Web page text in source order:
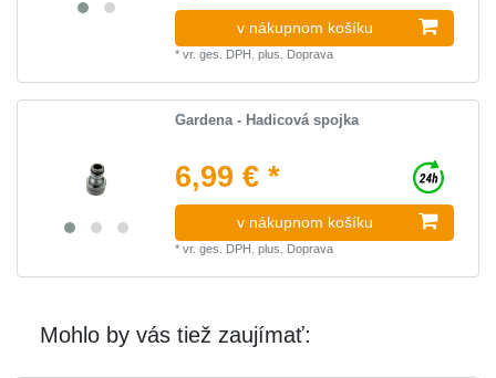
v nákupnom košíku
*vr. ges. DPH. plus. Doprava
Gardena - Hadicová spojka
6,99 € *
v nákupnom košíku
*vr. ges. DPH. plus. Doprava
Mohlo by vás tiež zaujímať: